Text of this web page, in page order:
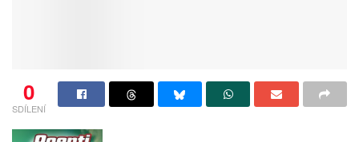
0
SDÍLENÍ